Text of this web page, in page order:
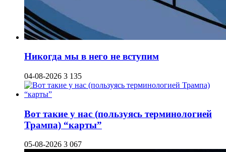
Никогда мы в него не вступим
04-08-2026 3 135
Вот такие у нас (пользуясь терминологией
Трампа) “карты”
05-08-2026 3 067